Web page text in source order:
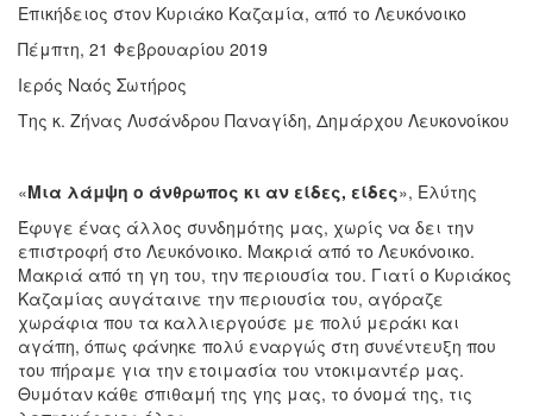
Επικήδειος στον Κυριάκο Καζαμία, από το Λευκόνοικο
Πέμπτη, 21 Φεβρουαρίου 2019
Ιερός Ναός Σωτήρος
Της κ. Ζήνας Λυσάνδρου Παναγίδη, Δημάρχου Λευκονοίκου
«Μια λάμψη ο άνθρωπος κι αν είδες, είδες», Ελύτης
Έφυγε ένας άλλος συνδημότης μας, χωρίς να δει την
επιστροφή στο Λευκόνοικο. Μακριά από το Λευκόνοικο.
Μακριά από τη γη του, την περιουσία του. Γιατί ο Κυριάκος
Καζαμίας αυγάταινε την περιουσία του, αγόραζε
χωράφια που τα καλλιεργούσε με πολύ μεράκι και
αγάπη, όπως φάνηκε πολύ εναργώς στη συνέντευξη που
του πήραμε για την ετοιμασία του ντοκιμαντέρ μας.
Θυμόταν κάθε σπιθαμή της γης μας, το όνομά της, τις